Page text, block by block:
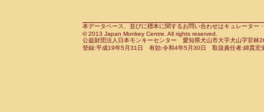
CercopithecidaePapio anubis(0)
CercopithecidaePapio cynocephalus
CercopithecidaePapio hamadryas(0)
CebidaeSaguinus leucopus(0)
CebidaeSaguinus midas(0)
Cebidae Saguinus mystax(0)
本データベース、並びに標本に関するお問い合わせはキュレータ
© 2013 Japan Monkey Centre. All rights reserved.
公益財団法人日本モンキーセンター 愛知県犬山市大字犬山字官
登録:平成19年5月31日 有効:令和4年5月30日 取扱責任者:綿貫宏